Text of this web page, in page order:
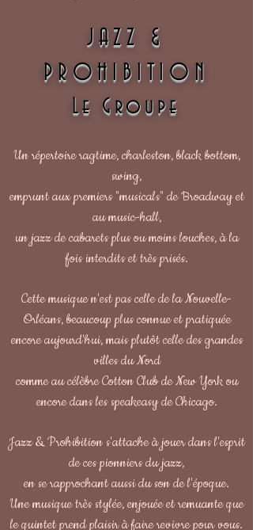
JAZZ &
PROHIBITION
Le Groupe
Un répertoire ragtime, charleston, black bottom,
swing,
emprunt aux premiers "musicals" de Broadway et
au music-hall,
un jazz de cabarets plus ou moins louches, à la
fois interdits et très prisés.
Cette musique n'est pas celle de la Nouvelle-
Orléans, beaucoup plus connue et pratiquée
encore aujourd'hui, mais plutôt celle des grandes
villes du Nord
comme au célèbre Cotton Club de New York ou
encore dans les speakeasy de Chicago.
Jazz & Prohibition s'attache à jouer dans l'esprit
de ces pionniers du jazz,
en se rapprochant aussi du son de l'époque.
Une musique très stylée, enjouée et remuante que
le quintet prend plaisir à faire revivre pour vous.